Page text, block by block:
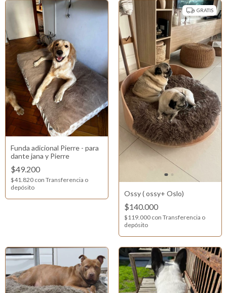
Funda adicional Pierre - para
dante jana y Pierre
$49.200
$41.820 con Transferencia o
depósito
GRATIS
Ossy ( ossy+ Oslo)
$140.000
$119.000 con Transferencia o
depósito